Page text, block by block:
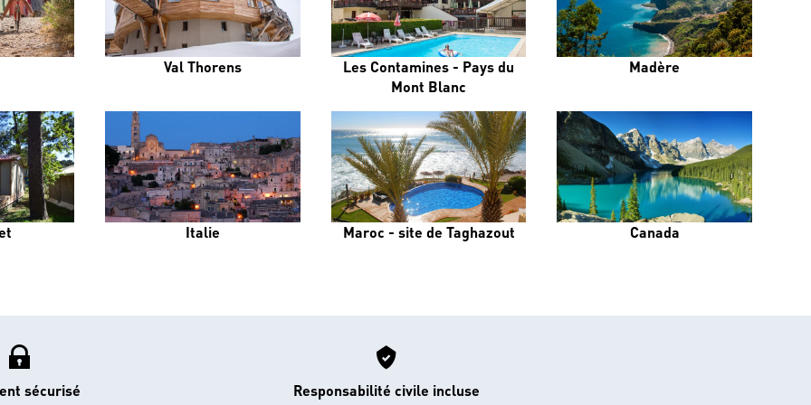
Val Thorens
Les Contamines - Pays du
Mont Blanc
Madère
Italie Maroc - site de Taghazout Canada
sécurisé Responsabilité civile incluse